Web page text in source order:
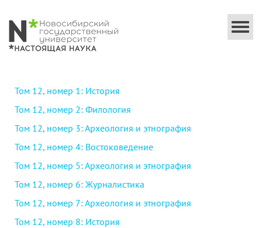
Том 12, номер 1: История
Том 12, номер 2: Филология
Том 12, номер 3: Археология и этнография
Том 12, номер 4: Востоковедение
Том 12, номер 5: Археология и этнография
Том 12, номер 6: Журналистика
Том 12, номер 7: Археология и этнография
Том 12, номер 8: История